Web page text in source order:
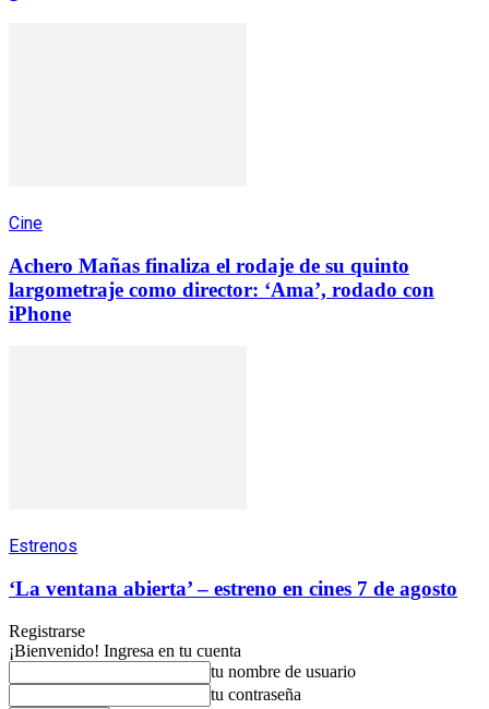
Cine
Achero Mañas finaliza el rodaje de su quinto
largometraje como director: ‘Ama’, rodado con
iPhone
Estrenos
‘La ventana abierta’ – estreno en cines 7 de agosto
Registrarse
¡Bienvenido! Ingresa en tu cuenta
tu nombre de usuario
tu contraseña